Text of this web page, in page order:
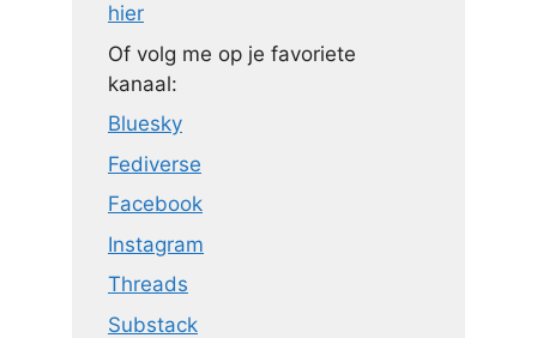
hier
Of volg me op je favoriete
kanaal:
Bluesky
Fediverse
Facebook
Instagram
Threads
Substack